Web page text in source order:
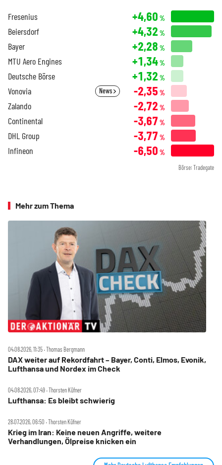
Fresenius +4,60 %
Beiersdorf +4,32 %
Bayer +2,28 %
MTU Aero Engines +1,34%
Deutsche Börse +1,32 %
Vonovia News -2,35 %
Zalando -2,72 %
Continental -3,67 %
DHL Group -3,77 %
Infineon -6,50 %
Börse: Tradegate
Mehr zum Thema
04.08.2026, 11:35 ‧ Thomas Bergmann
DAX weiter auf Rekordfahrt – Bayer, Conti, Elmos, Evonik,
Lufthansa und Nordex im Check
04.08.2026, 07:49 ‧ Thorsten Küfner
Lufthansa: Es bleibt schwierig
28.07.2026, 06:50 ‧ Thorsten Küfner
Krieg im Iran: Keine neuen Angriffe, weitere
Verhandlungen, Ölpreise knicken ein